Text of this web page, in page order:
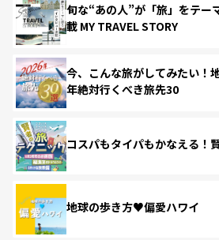
旬な“あの人”が「旅」をテー
載 MY TRAVEL STORY
今、こんな旅がしてみたい！
年絶対行くべき旅先30
コスパもタイパもかなえる！
地球の歩き方♥偏愛ハワイ